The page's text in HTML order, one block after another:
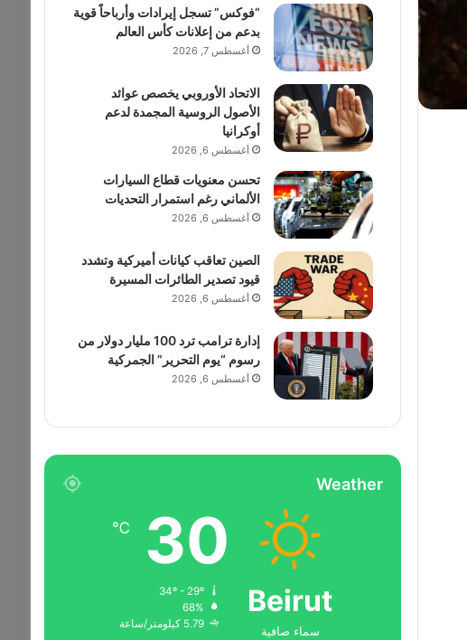
“فوكس” تسجل إيرادات وأرباحاً قوية
بدعم من إعلانات كأس العالم
أغسطس 7, 2026
الاتحاد الأوروبي يخصص عوائد
الأصول الروسية المجمدة لدعم
أوكرانيا
أغسطس 6, 2026
تحسن معنويات قطاع السيارات
الألماني رغم استمرار التحديات
أغسطس 6, 2026
الصين تعاقب كيانات أميركية وتشدد
قيود تصدير الطائرات المسيرة
أغسطس 6, 2026
إدارة ترامب ترد 100 مليار دولار من
رسوم “يوم التحرير” الجمركية
أغسطس 6, 2026
Weather
Beirut
سماء صافية
30
℃
68%
5.79 كيلومتر/ساعة